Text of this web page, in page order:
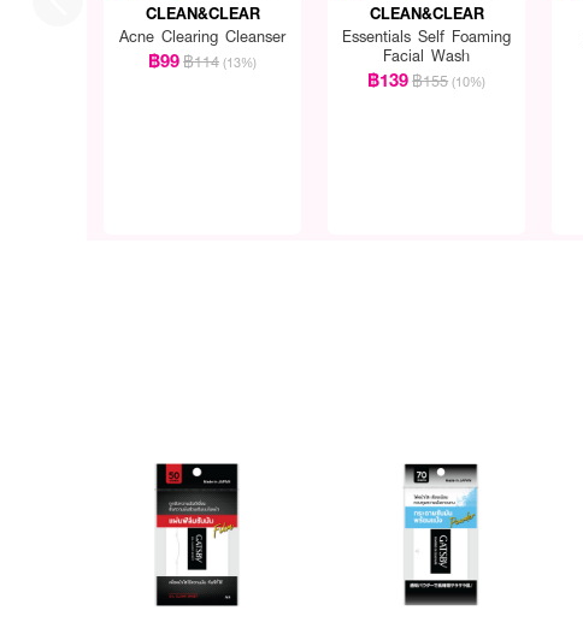
CLEAN&CLEAR
Acne Clearing Cleanser
฿99฿114 (13%)
CLEAN&CLEAR
Essentials Self Foaming
Facial Wash
฿139฿155 (10%)